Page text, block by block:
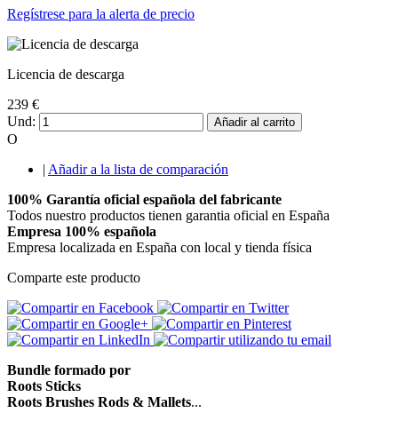
Regístrese para la alerta de precio
Licencia de descarga
239 €
Und:
Añadir al carrito
O
| Añadir a la lista de comparación
100% Garantía oficial española del fabricante
Todos nuestro productos tienen garantia oficial en España
Empresa 100% española
Empresa localizada en España con local y tienda física
Comparte este producto
Bundle formado por
Roots Sticks
Roots Brushes Rods & Mallets...